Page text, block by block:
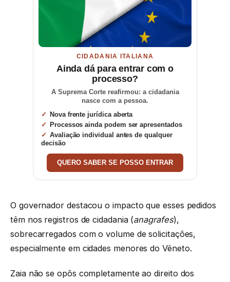
CIDADANIA ITALIANA
Ainda dá para entrar com o
processo?
A Suprema Corte reafirmou: a cidadania
nasce com a pessoa.
Nova frente jurídica aberta
Processos ainda podem ser apresentados
Avaliação individual antes de qualquer
decisão
QUERO SABER SE POSSO ENTRAR
O governador destacou o impacto que esses pedidos
têm nos registros de cidadania (anagrafes),
sobrecarregados com o volume de solicitações,
especialmente em cidades menores do Vêneto.
Zaia não se opôs completamente ao direito dos